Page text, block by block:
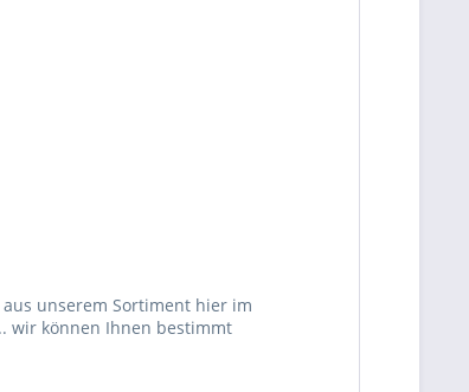
unserem Sortiment hier im
wir können Ihnen bestimmt